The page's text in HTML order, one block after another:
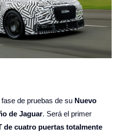
de pruebas de su Nuevo
de Jaguar. Será el primer
de cuatro puertas totalmente